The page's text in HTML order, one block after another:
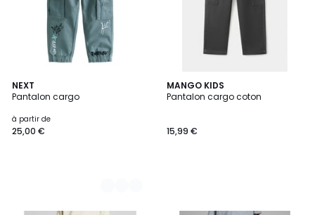
NEXT
Pantalon cargo
à partir de
25,00 €
2
Couleurs
MANGO KIDS
Pantalon cargo coton
15,99 €